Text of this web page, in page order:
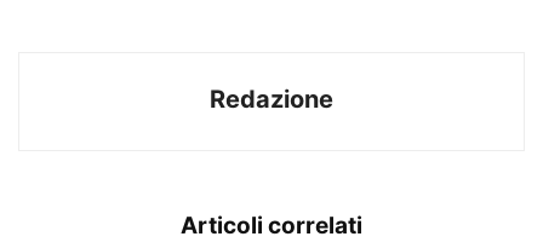
Redazione
Articoli correlati